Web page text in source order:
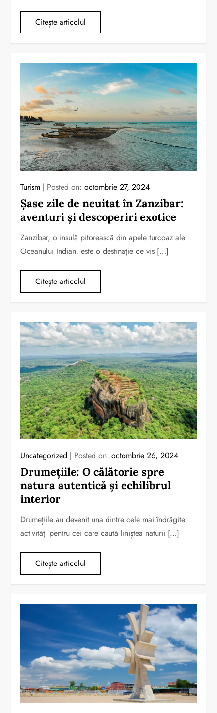
Citește articolul
Turism Posted on:octombrie 27, 2024
Șase zile de neuitat în Zanzibar:
aventuri și descoperiri exotice
Zanzibar, o insulă pitorească din apele turcoaz ale
Oceanului Indian, este o destinație de vis […]
Citește articolul
Uncategorized Posted on:octombrie 26, 2024
Drumețiile: O călătorie spre
natura autentică și echilibrul
interior
Drumețiile au devenit una dintre cele mai îndrăgite
activități pentru cei care caută liniștea naturii […]
Citește articolul